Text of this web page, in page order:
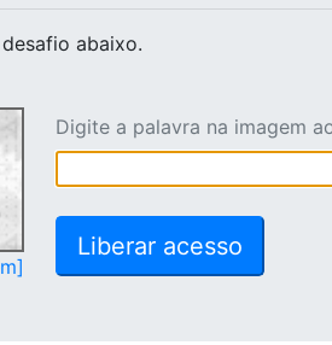
abaixo.
Digite a palavra na imagem